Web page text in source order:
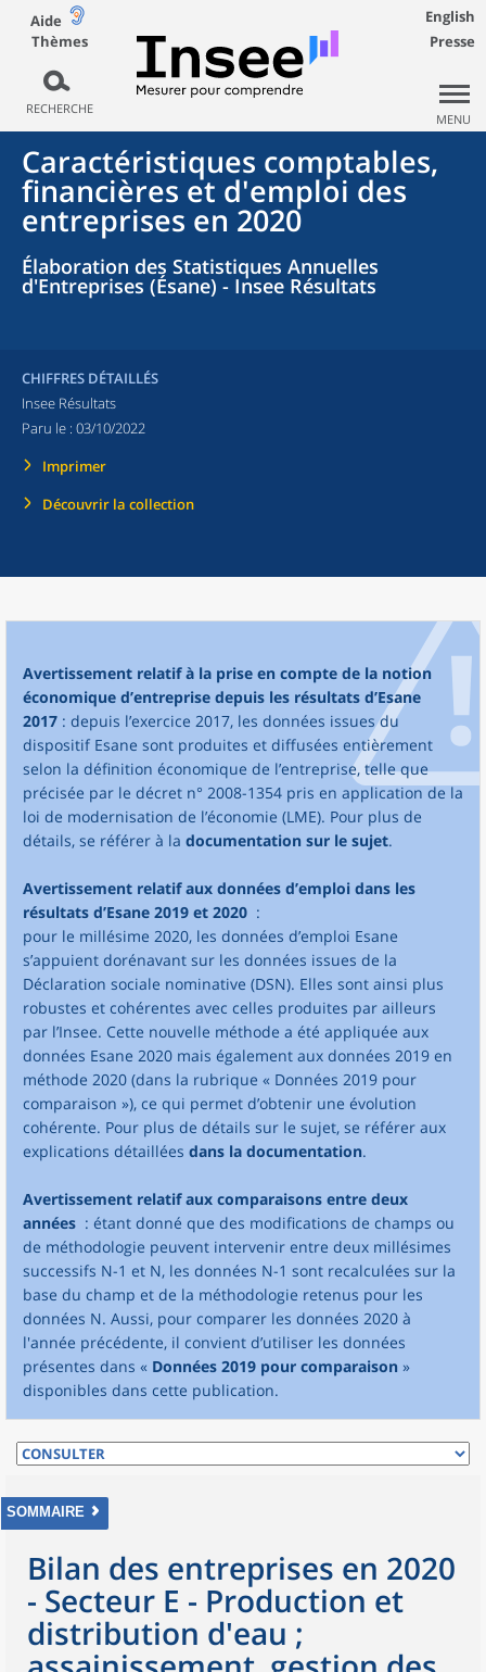
Aide
Thèmes
RECHERCHE
English
Presse
MENU
Caractéristiques comptables,
financières et d'emploi des
entreprises en 2020
Élaboration des Statistiques Annuelles
d'Entreprises (Ésane) - Insee Résultats
CHIFFRES DÉTAILLÉS
Insee Résultats
Paru le : 03/10/2022
Imprimer
Découvrir la collection
Avertissement relatif à la prise en compte de la notion
économique d’entreprise depuis les résultats d’Esane
2017 : depuis l’exercice 2017, les données issues du
dispositif Esane sont produites et diffusées entièrement
selon la définition économique de l’entreprise, telle que
précisée par le décret n° 2008-1354 pris en application de la
loi de modernisation de l’économie (LME). Pour plus de
détails, se référer à la documentation sur le sujet.
Avertissement relatif aux données d’emploi dans les
résultats d’Esane 2019 et 2020 :
pour le millésime 2020, les données d’emploi Esane
s’appuient dorénavant sur les données issues de la
Déclaration sociale nominative (DSN). Elles sont ainsi plus
robustes et cohérentes avec celles produites par ailleurs
par l’Insee. Cette nouvelle méthode a été appliquée aux
données Esane 2020 mais également aux données 2019 en
méthode 2020 (dans la rubrique « Données 2019 pour
comparaison »), ce qui permet d’obtenir une évolution
cohérente. Pour plus de détails sur le sujet, se référer aux
explications détaillées dans la documentation.
Avertissement relatif aux comparaisons entre deux
années : étant donné que des modifications de champs ou
de méthodologie peuvent intervenir entre deux millésimes
successifs N-1 et N, les données N-1 sont recalculées sur la
base du champ et de la méthodologie retenus pour les
données N. Aussi, pour comparer les données 2020 à
l'année précédente, il convient d’utiliser les données
présentes dans « Données 2019 pour comparaison »
disponibles dans cette publication.
SOMMAIRE
Bilan des entreprises en 2020
- Secteur E - Production et
distribution d'eau ;